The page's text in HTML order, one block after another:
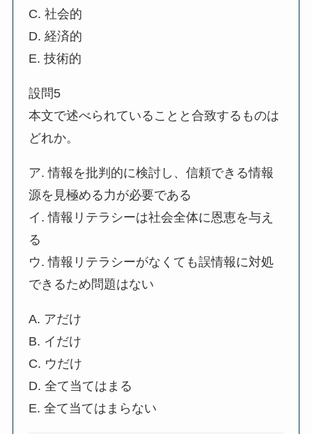
C. 社会的
D. 経済的
E. 技術的
設問5
本文で述べられていることと合致するものは
どれか。
ア. 情報を批判的に検討し、信頼できる情報
源を見極める力が必要である
イ. 情報リテラシーは社会全体に恩恵を与え
る
ウ. 情報リテラシーがなくても誤情報に対処
できるため問題はない
A. アだけ
B. イだけ
C. ウだけ
D. 全て当てはまる
E. 全て当てはまらない